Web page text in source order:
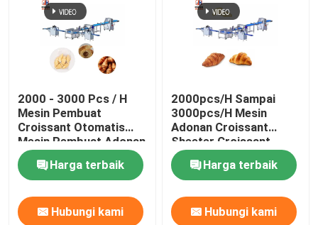
2000 - 3000 Pcs / H
Mesin Pembuat
Croissant Otomatis
Mesin Pembuat Adonan
Croissant Beku
Harga terbaik
Hubungi kami
2000pcs/H Sampai
3000pcs/H Mesin
Adonan Croissant
Sheeter Croissant
Cutting Curling
Harga terbaik
Hubungi kami